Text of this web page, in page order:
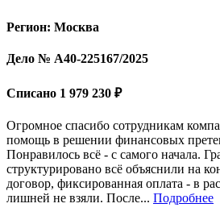
Регион: Москва
Дело № А40-225167/2025
Списано 1 979 230 ₽
Огромное спасибо сотрудникам
помощь в решении финансовых
Понравилось всё - с самого начала.
структурировано всё объяснили на
договор, фиксированная оплата - в
лишней не взяли. После... Подробнее